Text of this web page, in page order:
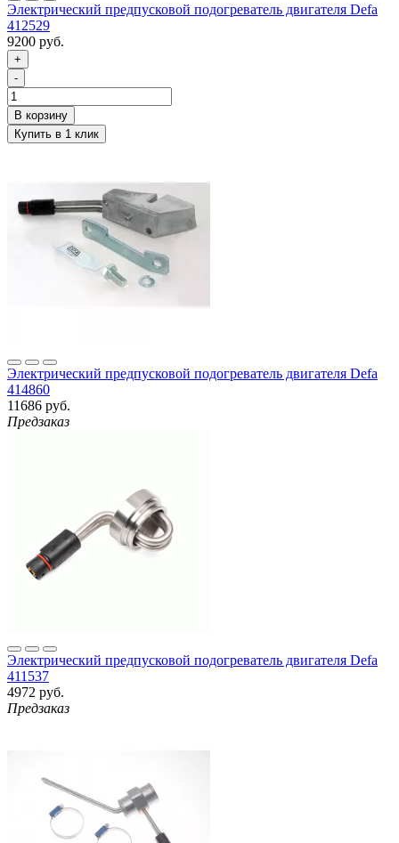
Электрический предпусковой подогреватель двигателя Defa
412529
9200 руб.
+
-
Электрический предпусковой подогреватель двигателя Defa
414860
11686 руб.
Предзаказ
Электрический предпусковой подогреватель двигателя Defa
411537
4972 руб.
Предзаказ